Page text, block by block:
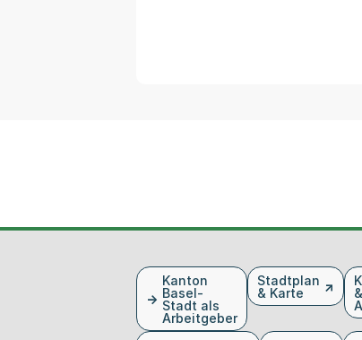
Kanton
Basel-
Stadt als
Arbeitgeber
Stadtplan
& Karte
&